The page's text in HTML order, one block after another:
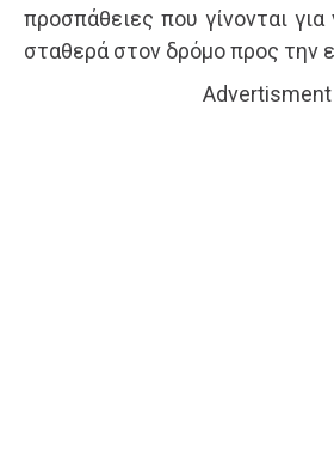
προσπάθειες που γίνονται
σταθερά στον δρόμο προς την
Advertisment